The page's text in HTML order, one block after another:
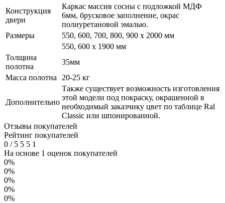
Конструкция
двери
Каркас массив сосны с подложкой МДФ
6мм, брусковое заполнение, окрас
полиуретановой эмалью.
Размеры
550, 600, 700, 800, 900 x 2000 мм
550, 600 х 1900 мм
Толщина
полотна
35мм
Масса полотна
20-25 кг
Дополнительно
Также существует возможность изготовления
этой модели под покраску, окрашенной в
необходимый заказчику цвет по таблице Ral
Classic или шпонированной.
Отзывы покупателей
Рейтинг покупателей
0 /5 5 5 1
На основе 1 оценок покупателей
0%
0%
0%
0%
0%